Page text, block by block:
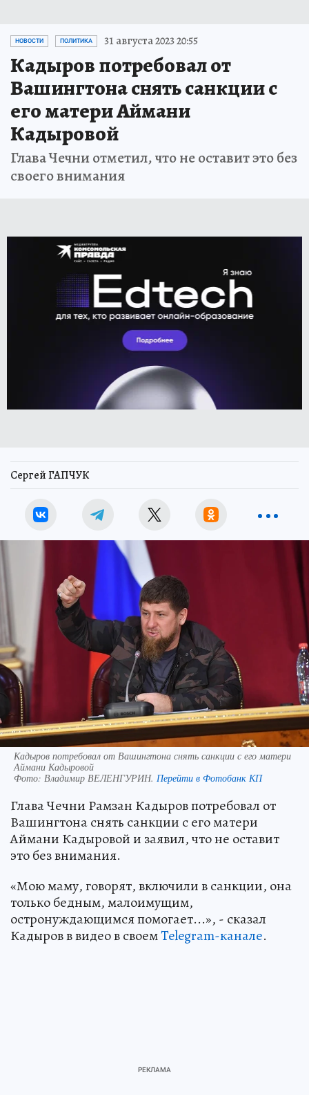
НОВОСТИ ПОЛИТИКА 31 августа 2023 20:55
Кадыров потребовал от
Вашингтона снять санкции с
его матери Аймани
Кадыровой
Глава Чечни отметил, что не оставит это без
своего внимания
Сергей ГАПЧУК
Кадыров потребовал от Вашингтона снять санкции с его матери
Аймани Кадыровой
Фото: Владимир ВЕЛЕНГУРИН. Перейти в Фотобанк КП
Глава Чечни Рамзан Кадыров потребовал от
Вашингтона снять санкции с его матери
Аймани Кадыровой и заявил, что не оставит
это без внимания.
«Мою маму, говорят, включили в санкции, она
только бедным, малоимущим,
остронуждающимся помогает...», - сказал
Кадыров в видео в своемTelegram-канале.